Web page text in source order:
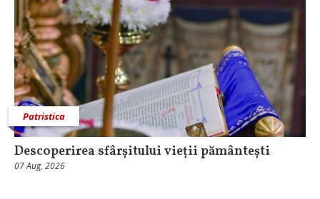
Patristica
Descoperirea sfârșitului vieții pământești
07 Aug, 2026